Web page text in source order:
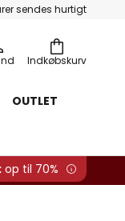
sendes hurtigt
Indkøbskurv
OUTLET
op til 70%